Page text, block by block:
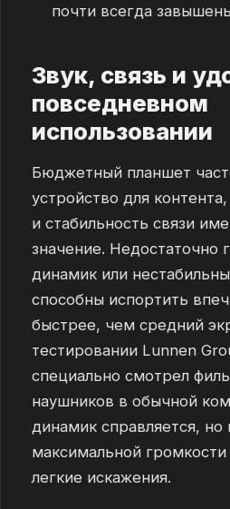
почти всегда
Звук, связь и
повседневном
использовании
Бюджетный планшет
устройство для
и стабильность связи
значение. Недостаточно
динамик или
способны испортить
быстрее, чем средний
тестировании Lunnen
специально смотрел
наушников в обычной
динамик справляется, но
максимальной
легкие искажения.